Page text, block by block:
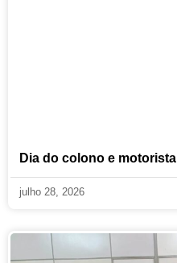
Dia do colono e motorista
julho 28, 2026